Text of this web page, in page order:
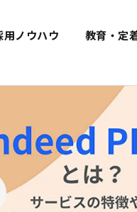
用ノウハウ 教育・定